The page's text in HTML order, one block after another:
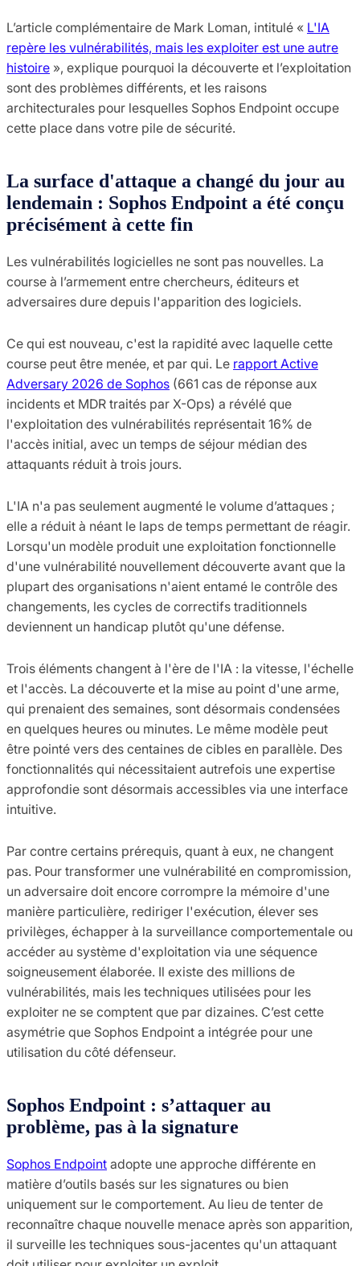
L’article complémentaire de Mark Loman, intitulé « L'IA
repère les vulnérabilités, mais les exploiter est une autre
histoire », explique pourquoi la découverte et l’exploitation
sont des problèmes différents, et les raisons
architecturales pour lesquelles Sophos Endpoint occupe
cette place dans votre pile de sécurité.
La surface d'attaque a changé du jour au
lendemain : Sophos Endpoint a été conçu
précisément à cette fin
Les vulnérabilités logicielles ne sont pas nouvelles. La
course à l’armement entre chercheurs, éditeurs et
adversaires dure depuis l'apparition des logiciels.
Ce qui est nouveau, c'est la rapidité avec laquelle cette
course peut être menée, et par qui. Le rapport Active
Adversary 2026 de Sophos (661 cas de réponse aux
incidents et MDR traités par X-Ops) a révélé que
l'exploitation des vulnérabilités représentait 16% de
l'accès initial, avec un temps de séjour médian des
attaquants réduit à trois jours.
L'IA n'a pas seulement augmenté le volume d’attaques ;
elle a réduit à néant le laps de temps permettant de réagir.
Lorsqu'un modèle produit une exploitation fonctionnelle
d'une vulnérabilité nouvellement découverte avant que la
plupart des organisations n'aient entamé le contrôle des
changements, les cycles de correctifs traditionnels
deviennent un handicap plutôt qu'une défense.
Trois éléments changent à l'ère de l'IA : la vitesse, l'échelle
et l'accès. La découverte et la mise au point d'une arme,
qui prenaient des semaines, sont désormais condensées
en quelques heures ou minutes. Le même modèle peut
être pointé vers des centaines de cibles en parallèle. Des
fonctionnalités qui nécessitaient autrefois une expertise
approfondie sont désormais accessibles via une interface
intuitive.
Par contre certains prérequis, quant à eux, ne changent
pas. Pour transformer une vulnérabilité en compromission,
un adversaire doit encore corrompre la mémoire d'une
manière particulière, rediriger l'exécution, élever ses
privilèges, échapper à la surveillance comportementale ou
accéder au système d'exploitation via une séquence
soigneusement élaborée. Il existe des millions de
vulnérabilités, mais les techniques utilisées pour les
exploiter ne se comptent que par dizaines. C’est cette
asymétrie que Sophos Endpoint a intégrée pour une
utilisation du côté défenseur.
Sophos Endpoint : s’attaquer au
problème, pas à la signature
Sophos Endpoint adopte une approche différente en
matière d’outils basés sur les signatures ou bien
uniquement sur le comportement. Au lieu de tenter de
reconnaître chaque nouvelle menace après son apparition,
il surveille les techniques sous-jacentes qu'un attaquant